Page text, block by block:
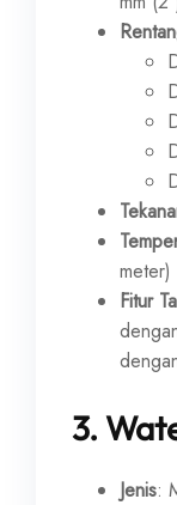
meter)
Fitur
3.
Jenis: